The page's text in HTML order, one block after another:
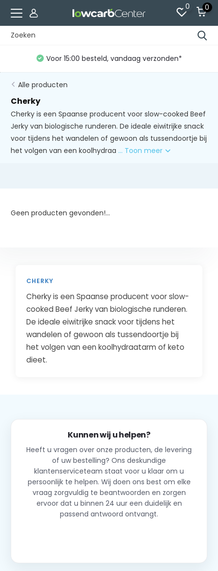
0 0
Voor 15:00 besteld, vandaag verzonden*
Alle producten
Cherky
Cherky is een Spaanse producent voor slow-cooked Beef
Jerky van biologische runderen. De ideale eiwitrijke snack
voor tijdens het wandelen of gewoon als tussendoortje bij
het volgen van een koolhydraa ... Toon meer
Geen producten gevonden!...
CHERKY
Cherky is een Spaanse producent voor slow-
cooked Beef Jerky van biologische runderen.
De ideale eiwitrijke snack voor tijdens het
wandelen of gewoon als tussendoortje bij
het volgen van een koolhydraatarm of keto
dieet.
Kunnen wij u helpen?
Heeft u vragen over onze producten, de levering
of uw bestelling? Ons deskundige
klantenserviceteam staat voor u klaar om u
persoonlijk te helpen. Wij doen ons best om elke
vraag zorgvuldig te beantwoorden en zorgen
ervoor dat u binnen 24 uur een duidelijk en
passend antwoord ontvangt.